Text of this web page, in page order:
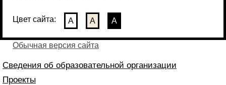
Цвет сайта: А А А
Обычная версия сайта
Сведения об образовательной организации
Проекты